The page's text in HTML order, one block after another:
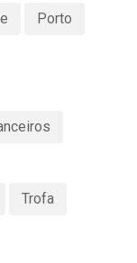
Porto
Trofa